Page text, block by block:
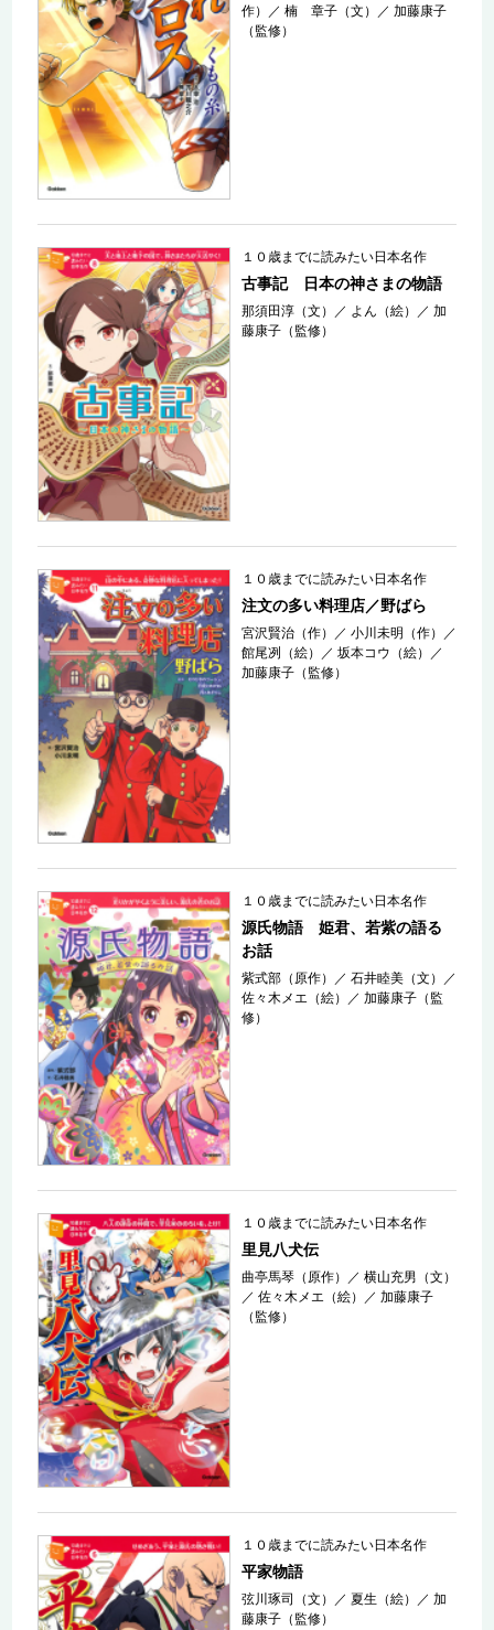
作）
／楠 章子（文） ／加藤康子
（監修）
１０歳までに読みたい日本名作
古事記 日本の神さまの物語
那須田淳（文） ／ よん（絵） ／加
藤康子（監修）
１０歳までに読みたい日本名作
注文の多い料理店／野ばら
宮沢賢治（作） ／小川未明（作）
／
館尾冽（絵）
／坂本コウ（絵）
／
加藤康子（監修）
１０歳までに読みたい日本名作
源氏物語 姫君、若紫の語る
お話
紫式部（原作） ／石井睦美（文）
／
佐々木メエ（絵）
／加藤康子（監
修）
１０歳までに読みたい日本名作
里見八犬伝
曲亭馬琴（原作） ／横山充男（文）
／佐々木メエ（絵） ／加藤康子
（監修）
１０歳までに読みたい日本名作
平家物語
弦川琢司（文） ／夏生（絵） ／加
藤康子（監修）